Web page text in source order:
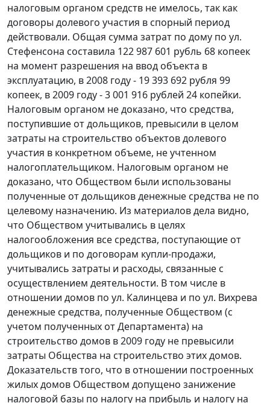
налоговым органом средств не имелось, так как
договоры долевого участия в спорный период
действовали. Общая сумма затрат по дому по ул.
Стефенсона составила 122 987 601 рубль 68 копеек
на момент разрешения на ввод объекта в
эксплуатацию, в 2008 году - 19 393 692 рубля 99
копеек, в 2009 году - 3 001 916 рублей 24 копейки.
Налоговым органом не доказано, что средства,
поступившие от дольщиков, превысили в целом
затраты на строительство объектов долевого
участия в конкретном объеме, не учтенном
налогоплательщиком. Налоговым органом не
доказано, что Обществом были использованы
полученные от дольщиков денежные средства не по
целевому назначению. Из материалов дела видно,
что Обществом учитывались в целях
налогообложения все средства, поступающие от
дольщиков и по договорам купли-продажи,
учитывались затраты и расходы, связанные с
осуществлением деятельности. В том числе в
отношении домов по ул. Калинцева и по ул. Вихрева
денежные средства, полученные Обществом (с
учетом полученных от Департамента) на
строительство домов в 2009 году не превысили
затраты Общества на строительство этих домов.
Доказательств того, что в отношении построенных
жилых домов Обществом допущено занижение
налоговой базы по налогу на прибыль и налогу на